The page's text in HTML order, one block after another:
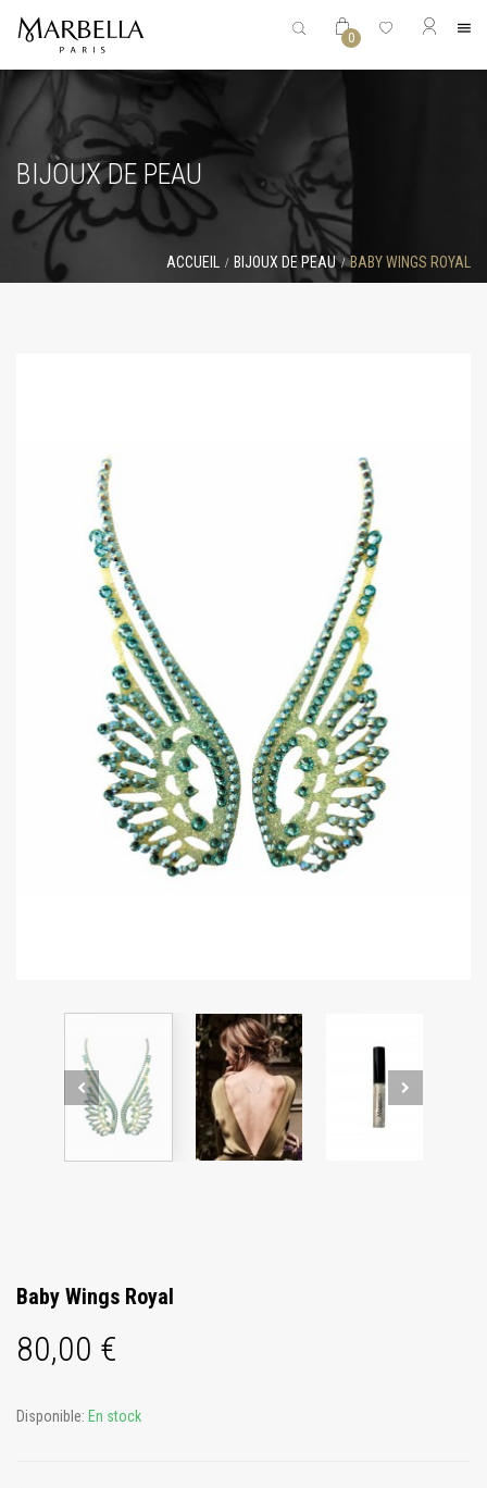
0
BIJOUX DE PEAU
ACCUEIL BIJOUX DE PEAU BABY WINGS ROYAL
Baby Wings Royal
80,00 €
Disponible: En stock